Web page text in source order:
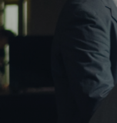
Skip
content